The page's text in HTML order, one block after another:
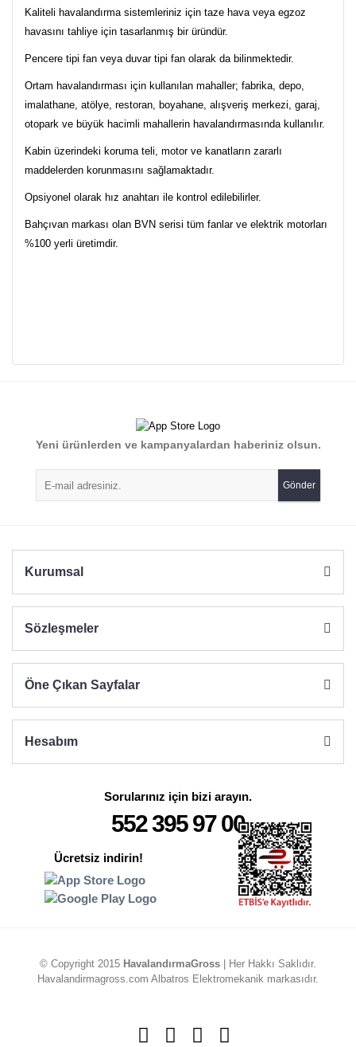
Kaliteli havalandırma sistemleriniz için taze hava veya egzoz
havasını tahliye için tasarlanmış bir üründür.
Pencere tipi fan veya duvar tipi fan olarak da bilinmektedir.
Ortam havalandırması için kullanılan mahaller; fabrika, depo,
imalathane, atölye, restoran, boyahane, alışveriş merkezi, garaj,
otopark ve büyük hacimli mahallerin havalandırmasında kullanılır.
Kabin üzerindeki koruma teli, motor ve kanatların zararlı
maddelerden korunmasını sağlamaktadır.
Opsiyonel olarak hız anahtarı ile kontrol edilebilirler.
Bahçıvan markası olan BVN serisi tüm fanlar ve elektrik motorları
%100 yerli üretimdir.
Yorum Yaz
Ürün resmi kalitesiz, bozuk veya görüntülenemiyor.
Ürün açıklamasında eksik bilgiler bulunuyor.
Ürün bilgilerinde hatalar bulunuyor.
Yeni ürünlerden ve kampanyalardan haberiniz olsun.
Gönder
Kurumsal
Sözleşmeler
Öne Çıkan Sayfalar
Hesabım
Sorularınız için bizi arayın.
552 395 97 00
Ücretsiz indirin!
© Copyright 2015 HavalandırmaGross | Her Hakkı Saklıdır.
Havalandirmagross.com Albatros Elektromekanik markasıdır.